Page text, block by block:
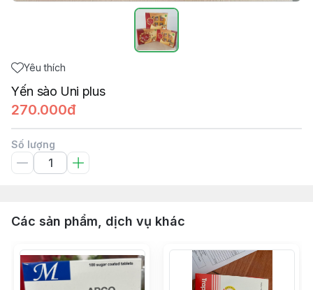
Yêu thích
Yến sào Uni plus
270.000đ
Số lượng
Các sản phẩm, dịch vụ khác